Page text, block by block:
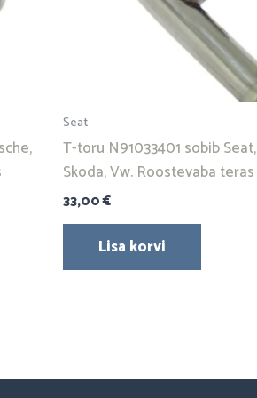
Seat
T-toru N91033401 sobib Seat,
Skoda, Vw. Roostevaba teras
33,00€
Lisa korvi